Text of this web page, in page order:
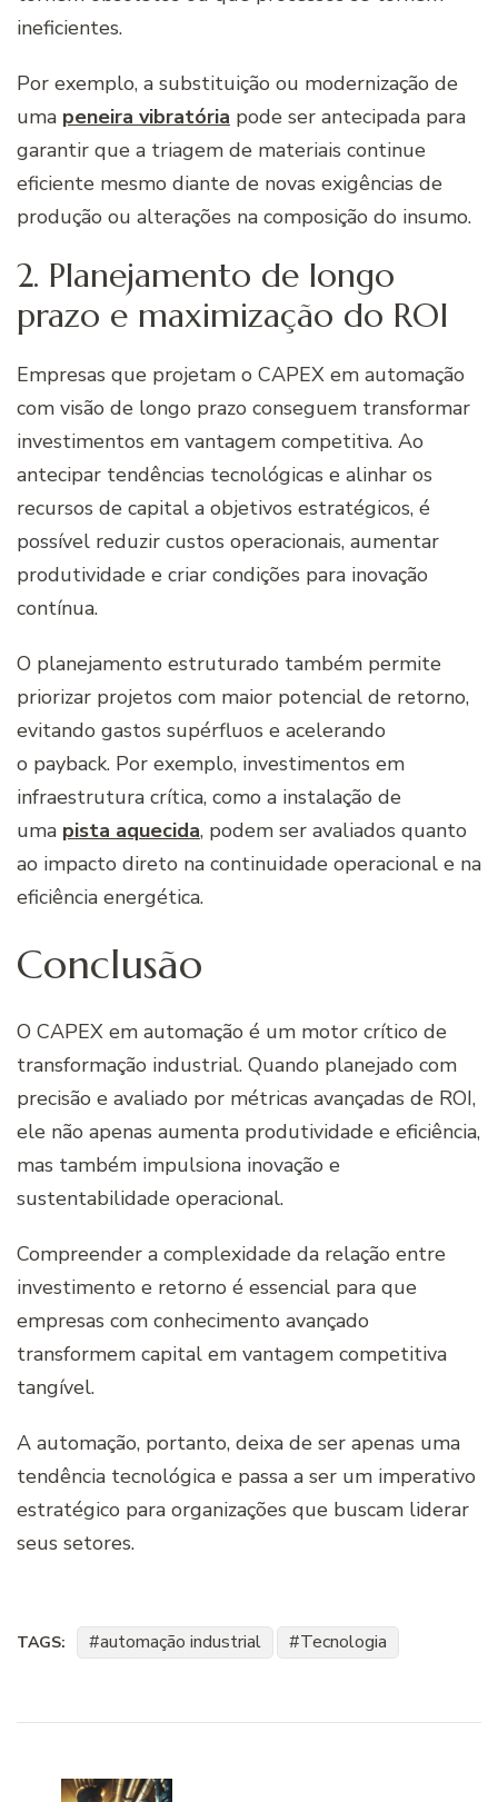
ineficientes.
Por exemplo, a substituição ou modernização de
uma peneira vibratória pode ser antecipada para
garantir que a triagem de materiais continue
eficiente mesmo diante de novas exigências de
produção ou alterações na composição do insumo.
2. Planejamento de longo
prazo e maximização do ROI
Empresas que projetam o CAPEX em automação
com visão de longo prazo conseguem transformar
investimentos em vantagem competitiva. Ao
antecipar tendências tecnológicas e alinhar os
recursos de capital a objetivos estratégicos, é
possível reduzir custos operacionais, aumentar
produtividade e criar condições para inovação
contínua.
O planejamento estruturado também permite
priorizar projetos com maior potencial de retorno,
evitando gastos supérfluos e acelerando
o payback. Por exemplo, investimentos em
infraestrutura crítica, como a instalação de
uma pista aquecida, podem ser avaliados quanto
ao impacto direto na continuidade operacional e na
eficiência energética.
Conclusão
O CAPEX em automação é um motor crítico de
transformação industrial. Quando planejado com
precisão e avaliado por métricas avançadas de ROI,
ele não apenas aumenta produtividade e eficiência,
mas também impulsiona inovação e
sustentabilidade operacional.
Compreender a complexidade da relação entre
investimento e retorno é essencial para que
empresas com conhecimento avançado
transformem capital em vantagem competitiva
tangível.
A automação, portanto, deixa de ser apenas uma
tendência tecnológica e passa a ser um imperativo
estratégico para organizações que buscam liderar
seus setores.
TAGS: automação industrial Tecnologia